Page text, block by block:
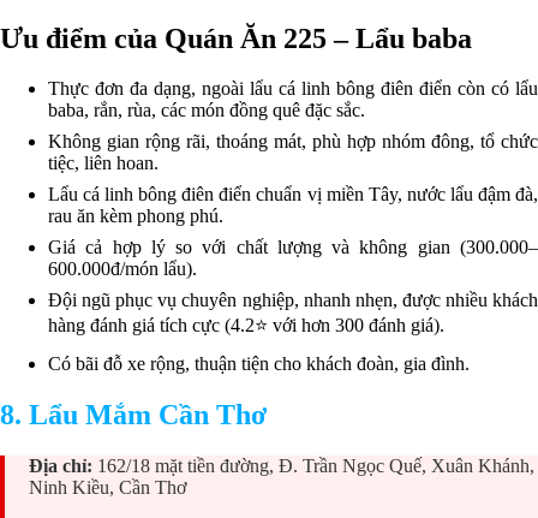
Ưu điểm của Quán Ăn 225 – Lẩu baba
Thực đơn đa dạng, ngoài lẩu cá linh bông điên điển còn có lẩu
baba, rắn, rùa, các món đồng quê đặc sắc.
Không gian rộng rãi, thoáng mát, phù hợp nhóm đông, tổ chức
tiệc, liên hoan.
Lẩu cá linh bông điên điển chuẩn vị miền Tây, nước lẩu đậm đà,
rau ăn kèm phong phú.
Giá cả hợp lý so với chất lượng và không gian (300.000–
600.000đ/món lẩu).
Đội ngũ phục vụ chuyên nghiệp, nhanh nhẹn, được nhiều khách
hàng đánh giá tích cực (4.2⭐ với hơn 300 đánh giá).
Có bãi đỗ xe rộng, thuận tiện cho khách đoàn, gia đình.
8. Lẩu Mắm Cần Thơ
Địa chỉ: 162/18 mặt tiền đường, Đ. Trần Ngọc Quế, Xuân Khánh,
Ninh Kiều, Cần Thơ